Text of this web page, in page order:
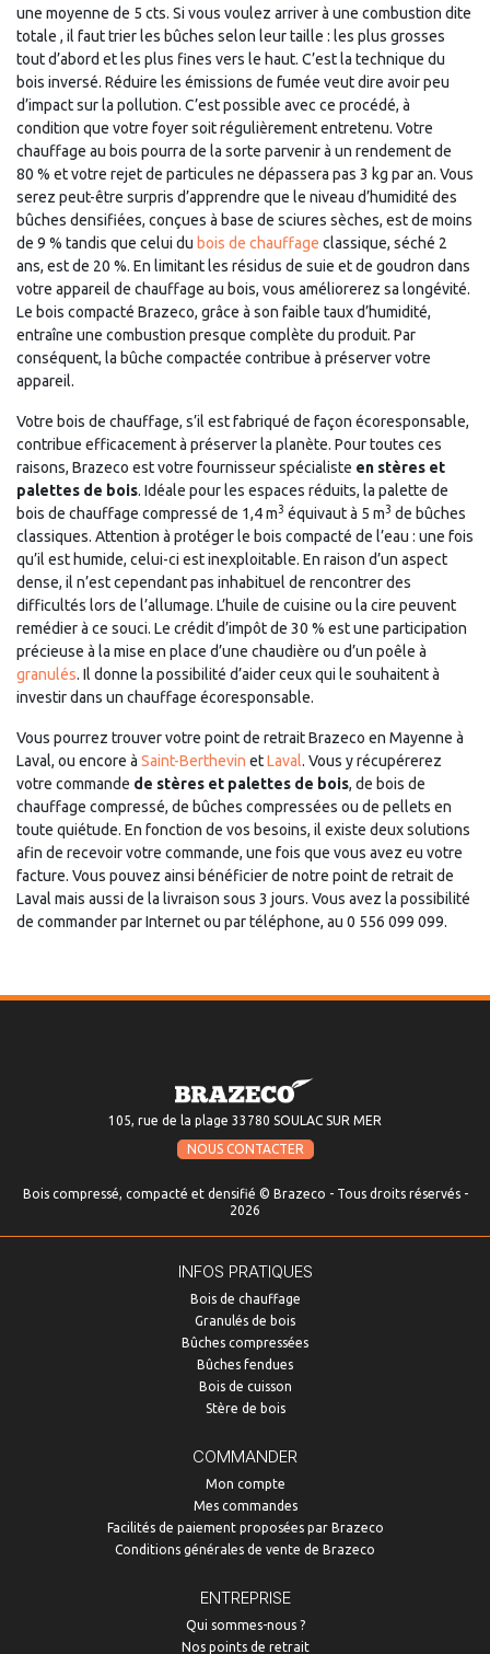
une moyenne de 5 cts. Si vous voulez arriver à une combustion dite
totale , il faut trier les bûches selon leur taille : les plus grosses
tout d’abord et les plus fines vers le haut. C’est la technique du
bois inversé. Réduire les émissions de fumée veut dire avoir peu
d’impact sur la pollution. C’est possible avec ce procédé, à
condition que votre foyer soit régulièrement entretenu. Votre
chauffage au bois pourra de la sorte parvenir à un rendement de
80 % et votre rejet de particules ne dépassera pas 3 kg par an. Vous
serez peut-être surpris d’apprendre que le niveau d’humidité des
bûches densifiées, conçues à base de sciures sèches, est de moins
de 9 % tandis que celui du bois de chauffage classique, séché 2
ans, est de 20 %. En limitant les résidus de suie et de goudron dans
votre appareil de chauffage au bois, vous améliorerez sa longévité.
Le bois compacté Brazeco, grâce à son faible taux d’humidité,
entraîne une combustion presque complète du produit. Par
conséquent, la bûche compactée contribue à préserver votre
appareil.
Votre bois de chauffage, s’il est fabriqué de façon écoresponsable,
contribue efficacement à préserver la planète. Pour toutes ces
raisons, Brazeco est votre fournisseur spécialiste en stères et
palettes de bois. Idéale pour les espaces réduits, la palette de
bois de chauffage compressé de 1,4 m3 équivaut à 5 m3 de bûches
classiques. Attention à protéger le bois compacté de l’eau : une fois
qu’il est humide, celui-ci est inexploitable. En raison d’un aspect
dense, il n’est cependant pas inhabituel de rencontrer des
difficultés lors de l’allumage. L’huile de cuisine ou la cire peuvent
remédier à ce souci. Le crédit d’impôt de 30 % est une participation
précieuse à la mise en place d’une chaudière ou d’un poêle à
granulés. Il donne la possibilité d’aider ceux qui le souhaitent à
investir dans un chauffage écoresponsable.
Vous pourrez trouver votre point de retrait Brazeco en Mayenne à
Laval, ou encore à Saint-Berthevin etLaval. Vous y récupérerez
votre commande de stères et palettes de bois, de bois de
chauffage compressé, de bûches compressées ou de pellets en
toute quiétude. En fonction de vos besoins, il existe deux solutions
afin de recevoir votre commande, une fois que vous avez eu votre
facture. Vous pouvez ainsi bénéficier de notre point de retrait de
Laval mais aussi de la livraison sous 3 jours. Vous avez la possibilité
de commander par Internet ou par téléphone, au 0 556 099 099.
105, rue de la plage 33780 SOULAC SUR MER
NOUS CONTACTER
Bois compressé, compacté et densifié © Brazeco - Tous droits réservés -
2026
INFOS PRATIQUES
Bois de chauffage
Granulés de bois
Bûches compressées
Bûches fendues
Bois de cuisson
Stère de bois
COMMANDER
Mon compte
Mes commandes
Facilités de paiement proposées par Brazeco
Conditions générales de vente de Brazeco
ENTREPRISE
Qui sommes-nous ?
Nos points de retrait